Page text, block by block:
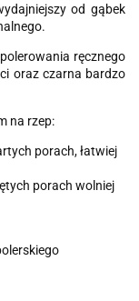
od gąbek
ręcznego
oraz czarna bardzo
na rzep:
porach, łatwiej
porach wolniej